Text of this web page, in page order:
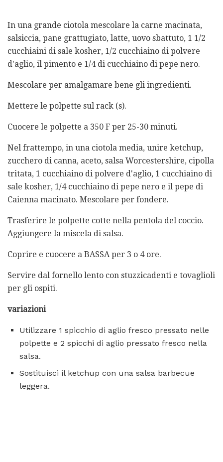
In una grande ciotola mescolare la carne macinata,
salsiccia, pane grattugiato, latte, uovo sbattuto, 1 1/2
cucchiaini di sale kosher, 1/2 cucchiaino di polvere
d'aglio, il pimento e 1/4 di cucchiaino di pepe nero.
Mescolare per amalgamare bene gli ingredienti.
Mettere le polpette sul rack (s).
Cuocere le polpette a 350 F per 25-30 minuti.
Nel frattempo, in una ciotola media, unire ketchup,
zucchero di canna, aceto, salsa Worcestershire, cipolla
tritata, 1 cucchiaino di polvere d'aglio, 1 cucchiaino di
sale kosher, 1/4 cucchiaino di pepe nero e il pepe di
Caienna macinato. Mescolare per fondere.
Trasferire le polpette cotte nella pentola del coccio.
Aggiungere la miscela di salsa.
Coprire e cuocere a BASSA per 3 o 4 ore.
Servire dal fornello lento con stuzzicadenti e tovaglioli
per gli ospiti.
variazioni
Utilizzare 1 spicchio di aglio fresco pressato nelle
polpette e 2 spicchi di aglio pressato fresco nella
salsa.
Sostituisci il ketchup con una salsa barbecue
leggera.